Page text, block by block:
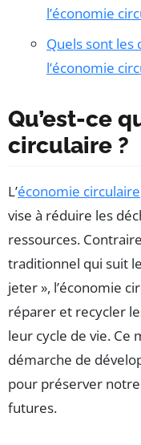
l’économie
Quels sont les
l’économie
Qu’est-ce
circulaire ?
L’économie circulaire
vise à réduire les
ressources.
traditionnel qui suit
jeter », l’économie
réparer et recycler
leur cycle de vie. Ce
démarche de
pour préserver
futures.